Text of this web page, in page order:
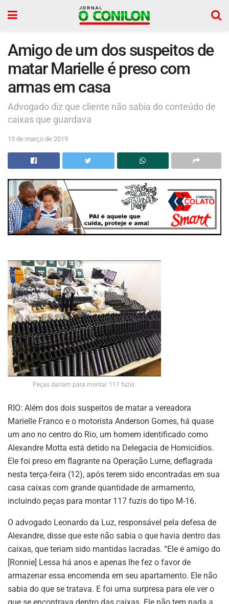
Amigo de um dos suspeitos de
matar Marielle é preso com
armas em casa
Advogado diz que cliente não sabia do conteúdo de
caixas que guardava
13 de março de 2019
Peças dariam para montar 117 fuzis.
RIO: Além dos dois suspeitos de matar a vereadora
Marielle Franco e o motorista Anderson Gomes, há quase
um ano no centro do Rio, um homem identificado como
Alexandre Motta está detido na Delegacia de Homicídios.
Ele foi preso em flagrante na Operação Lume, deflagrada
nesta terça-feira (12), após terem sido encontradas em sua
casa caixas com grande quantidade de armamento,
incluindo peças para montar 117 fuzis do tipo M-16.
O advogado Leonardo da Luz, responsável pela defesa de
Alexandre, disse que este não sabia o que havia dentro das
caixas, que teriam sido mantidas lacradas. “Ele é amigo do
[Ronnie] Lessa há anos e apenas lhe fez o favor de
armazenar essa encomenda em seu apartamento. Ele não
sabia do que se tratava. E foi uma surpresa para ele ver o